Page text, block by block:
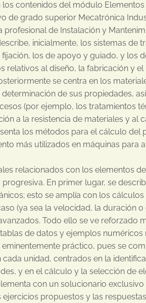
los contenidos del módulo
de grado superior Mecatrónica
de Instalación y
inicialmente, los sistemas de
los de apoyo y guiado, y los
relativos al diseño, la fabricación y
se centra en los
de sus propiedades,
(por ejemplo, los tratamientos
a la resistencia de materiales y al
los métodos para el cálculo del
más utilizados en máquinas para
relacionados con los elementos
En primer lugar, se
esto se amplía con los
(ya sea la velocidad, la duración o
Todo ello se ve reforzado
de datos y ejemplos numéricos
práctico, pues se
unidad, centrados en la
y en el cálculo y la selección de
con un solucionario
propuestos y las